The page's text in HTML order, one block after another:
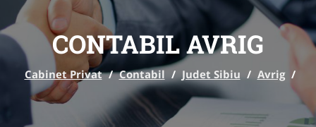
CONTABIL AVRIG
Cabinet Privat / Contabil / Judet Sibiu / Avrig /